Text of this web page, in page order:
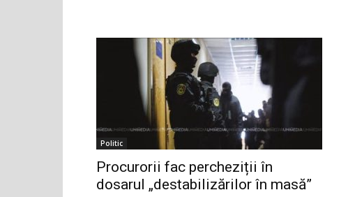
Politic
Procurorii fac percheziții în
dosarul „destabilizărilor în masă”